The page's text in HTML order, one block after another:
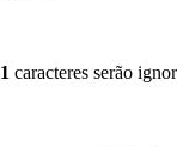
1 caracteres serão